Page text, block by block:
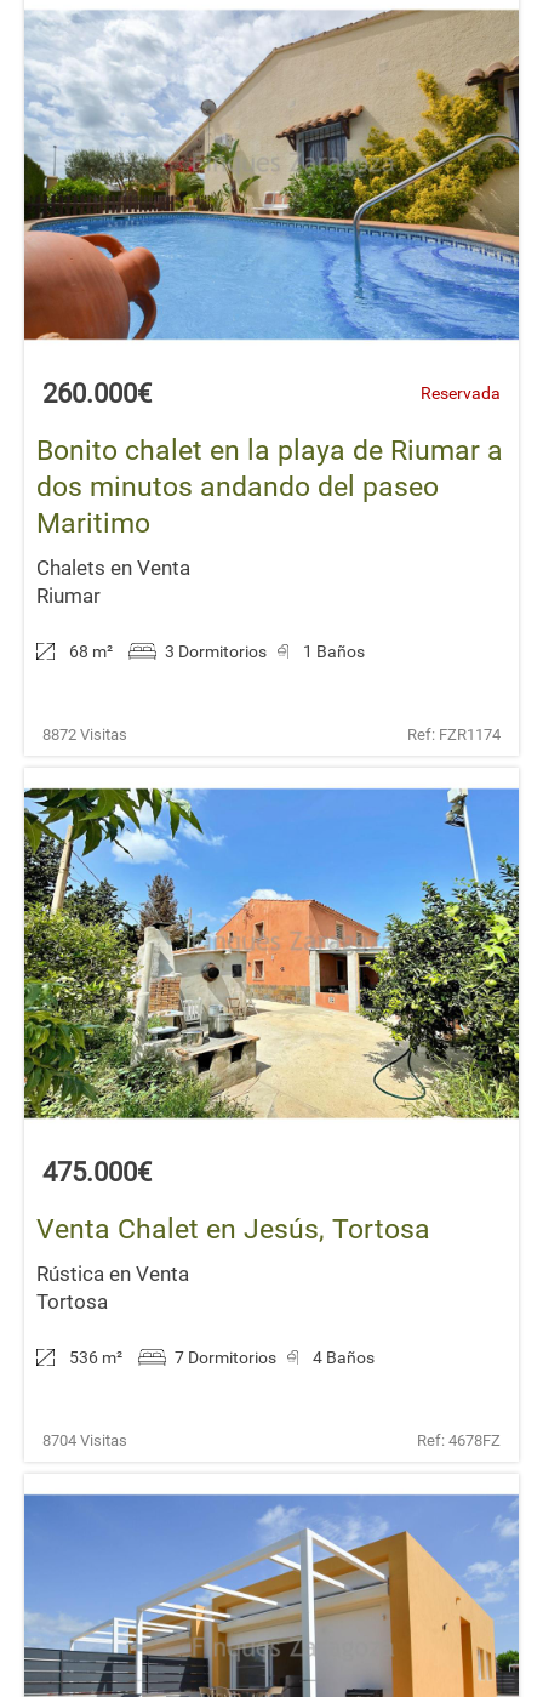
260.000€ Reservada
Bonito chalet en la playa de Riumar a
dos minutos andando del paseo
Maritimo
Chalets en Venta
Riumar
68 m² 3 Dormitorios 1 Baños
8872 Visitas Ref: FZR1174
475.000€
Venta Chalet en Jesús, Tortosa
Rústica en Venta
Tortosa
536 m² 7 Dormitorios 4 Baños
8704 Visitas Ref: 4678FZ